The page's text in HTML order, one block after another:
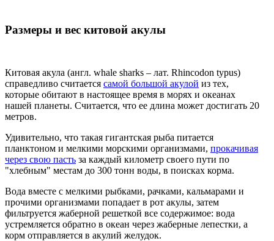
Размеры и вес китовой акулы
Китовая акула (англ. whale sharks – лат. Rhincodon typus)
справедливо считается самой большой акулой из тех,
которые обитают в настоящее время в морях и океанах
нашей планеты. Считается, что ее длина может достигать 20
метров.
Удивительно, что такая гигантская рыба питается
планктоном и мелкими морскими организмами, прокачивая
через свою пасть за каждый километр своего пути по
"хлебным" местам до 300 тонн воды, в поисках корма.
Вода вместе с мелкими рыбками, рачками, кальмарами и
прочими организмами попадает в рот акулы, затем
фильтруется жаберной решеткой все содержимое: вода
устремляется обратно в океан через жаберные лепестки, а
корм отправляется в акулий желудок.